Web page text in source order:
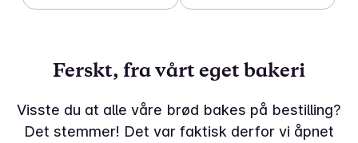
Ferskt, fra vårt eget bakeri
Visste du at alle våre brød bakes på bestilling?
Det stemmer! Det var faktisk derfor vi åpnet